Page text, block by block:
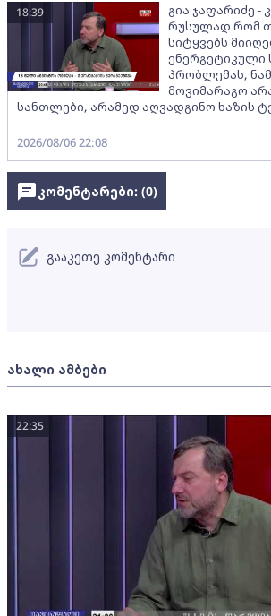
გია ჯაფარიძე -
რუსულად რომ
სიტყვებს
ენერგეტიკული
პრობლემას,
მოვიმარაგო
სანთლები, არამედ აღვადგინო ხაზის
18:39
2026/08/06 22:08
ახალი ამბები
22:35
კომენტარები: (0)
გააკეთე კომენტარი